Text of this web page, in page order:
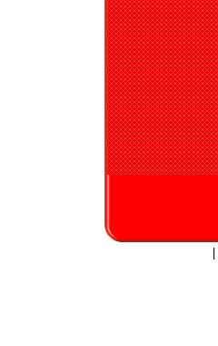
|